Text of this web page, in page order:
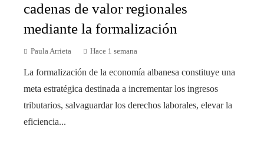
cadenas de valor regionales
mediante la formalización
Paula Arrieta Hace 1 semana
La formalización de la economía albanesa constituye una
meta estratégica destinada a incrementar los ingresos
tributarios, salvaguardar los derechos laborales, elevar la
eficiencia...